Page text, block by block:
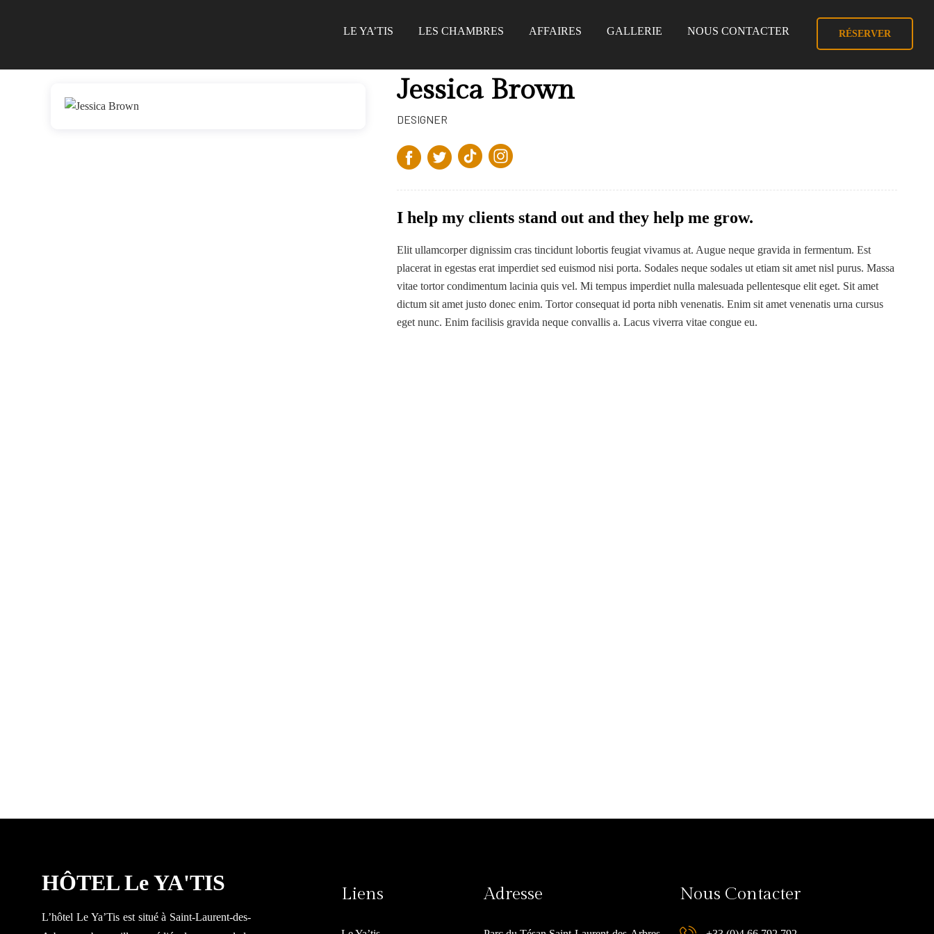
LE YA’TIS LES CHAMBRES AFFAIRES GALLERIE NOUS CONTACTER RÉSERVER
Jessica Brown
DESIGNER
I help my clients stand out and they help me grow.
Elit ullamcorper dignissim cras tincidunt lobortis feugiat vivamus at. Augue neque gravida in fermentum. Est
placerat in egestas erat imperdiet sed euismod nisi porta. Sodales neque sodales ut etiam sit amet nisl purus. Massa
vitae tortor condimentum lacinia quis vel. Mi tempus imperdiet nulla malesuada pellentesque elit eget. Sit amet
dictum sit amet justo donec enim. Tortor consequat id porta nibh venenatis. Enim sit amet venenatis urna cursus
eget nunc. Enim facilisis gravida neque convallis a. Lacus viverra vitae congue eu.
HÔTEL Le YA'TIS
L’hôtel Le Ya’Tis est situé à Saint-Laurent-des-
Liens Adresse Nous Contacter